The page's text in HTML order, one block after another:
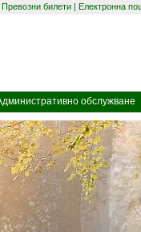
Превозни билети | Електронна
прозорец)
се в нов прозорец)обслужване